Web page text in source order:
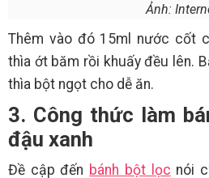
Ảnh:
Thêm vào đó 15ml nước cốt
thìa ớt băm rồi khuấy đều lên.
thìa bột ngọt cho dễ ăn.
3. Công thức làm
đậu xanh
Đề cập đến bánh bột lọc nói